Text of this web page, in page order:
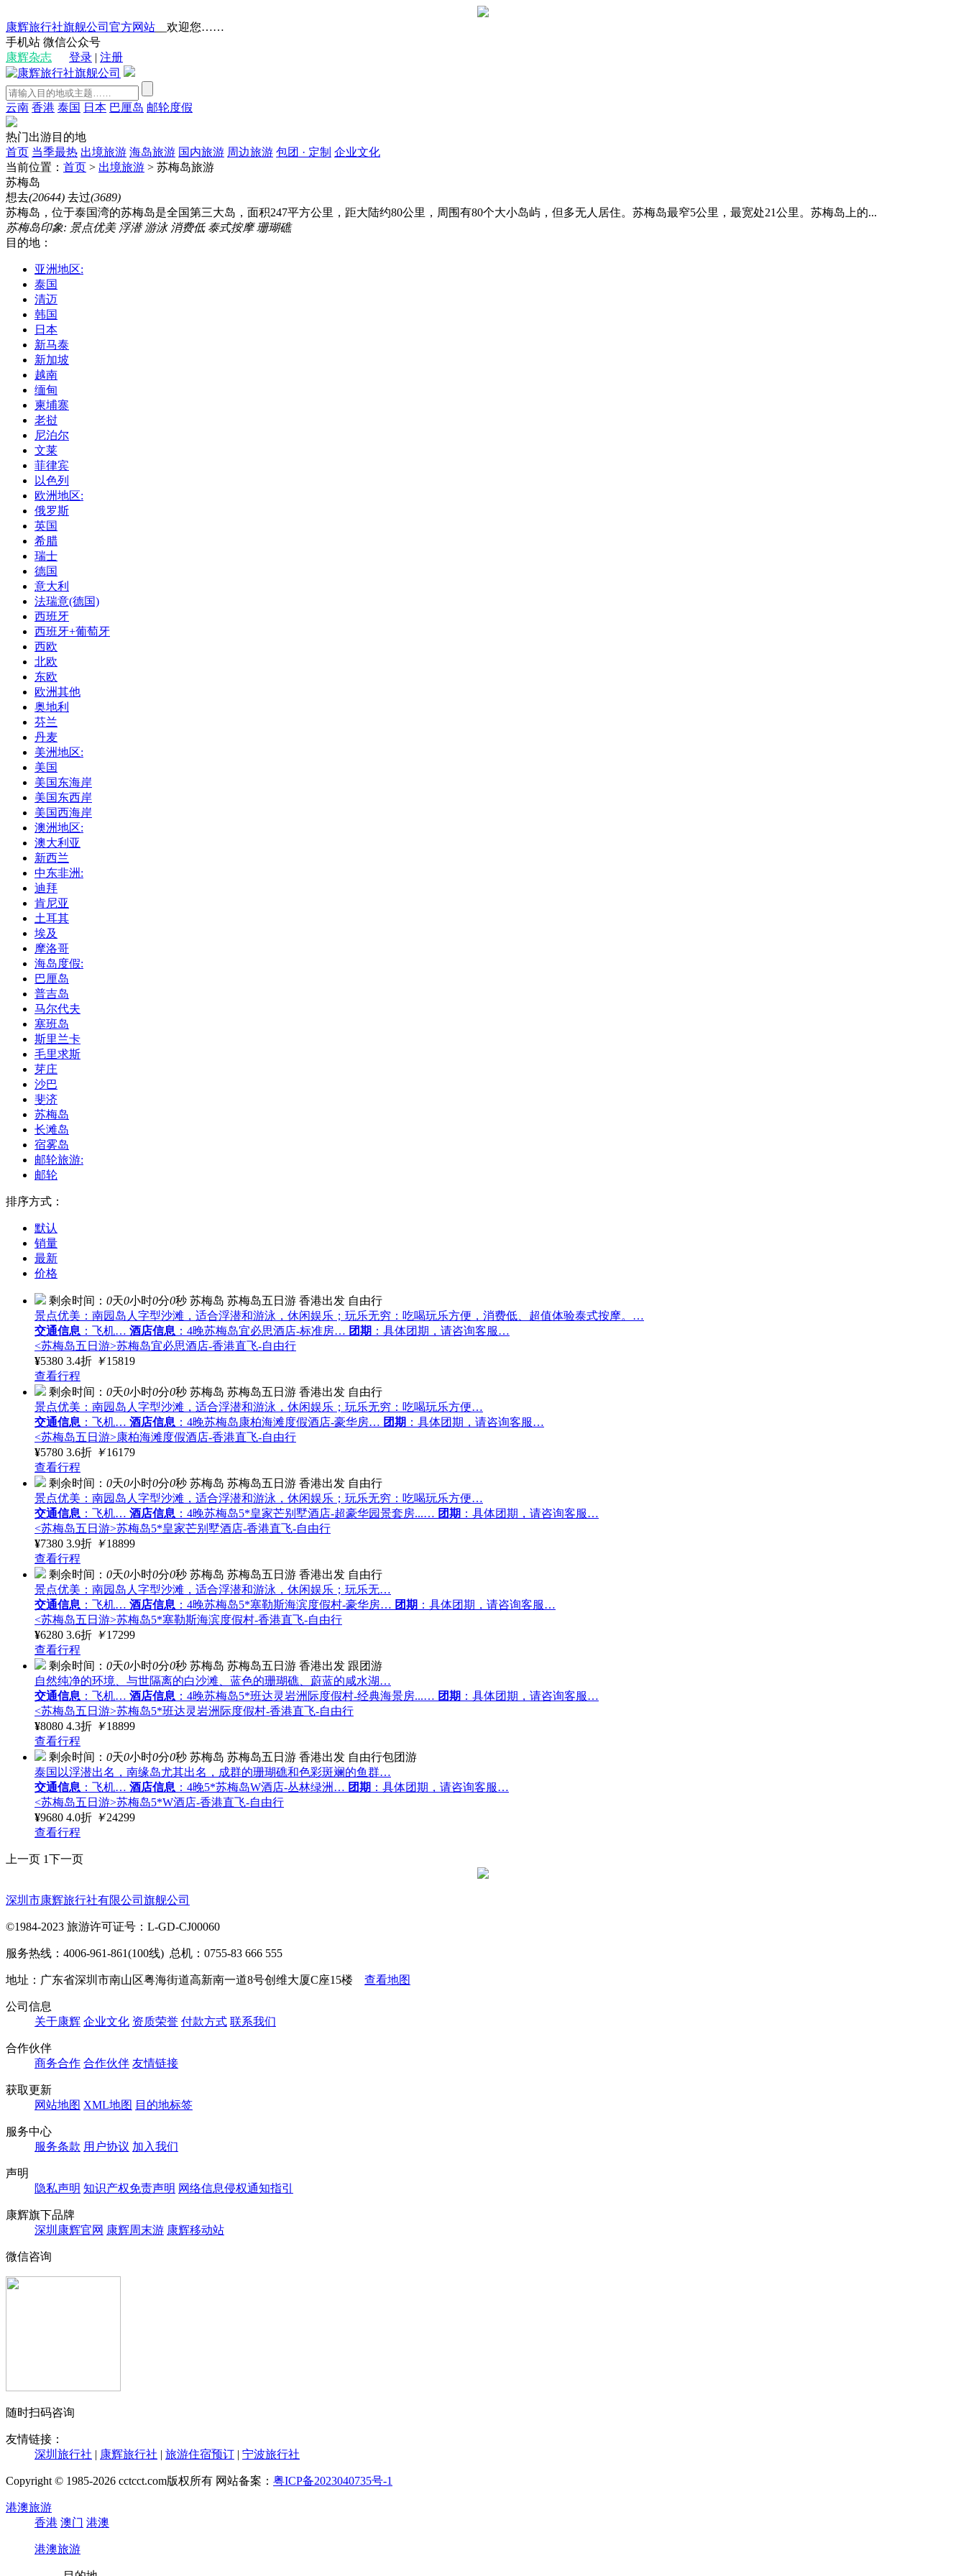
康辉旅行社旗舰公司官方网站 __欢迎您……
手机站 微信公众号
康辉杂志
登录 | 注册
云南 香港 泰国 日本 巴厘岛 邮轮度假
热门出游目的地
首页 当季最热 出境旅游 海岛旅游 国内旅游 周边旅游 包团 · 定制 企业文化
当前位置： 首页 > 出境旅游 > 苏梅岛旅游
苏梅岛
想去(20644) 去过(3689)
苏梅岛，位于泰国湾的苏梅岛是全国第三大岛，面积247平方公里，距大陆约80公里，周围有80个大小岛屿，但多无人居住。苏梅岛最窄5公里，最宽处21公里。苏梅岛上的...
苏梅岛印象: 景点优美 浮潜 游泳 消费低 泰式按摩 珊瑚礁
目的地：
亚洲地区:
泰国
清迈
韩国
日本
新马泰
新加坡
越南
缅甸
柬埔寨
老挝
尼泊尔
文莱
菲律宾
以色列
欧洲地区:
俄罗斯
英国
希腊
瑞士
德国
意大利
法瑞意(德国)
西班牙
西班牙+葡萄牙
西欧
北欧
东欧
欧洲其他
奥地利
芬兰
丹麦
美洲地区:
美国
美国东海岸
美国东西岸
美国西海岸
澳洲地区:
澳大利亚
新西兰
中东非洲:
迪拜
肯尼亚
土耳其
埃及
摩洛哥
海岛度假:
巴厘岛
普吉岛
马尔代夫
塞班岛
斯里兰卡
毛里求斯
芽庄
沙巴
斐济
苏梅岛
长滩岛
宿雾岛
邮轮旅游:
邮轮
排序方式：
默认
销量
最新
价格
剩余时间： 0天0小时0分0秒 苏梅岛 苏梅岛五日游 香港出发 自由行
景点优美：南园岛人字型沙滩，适合浮潜和游泳，休闲娱乐；玩乐无穷：吃喝玩乐方便，消费低、超值体验泰式按摩。…
交通信息 ：飞机… 酒店信息 ：4晚苏梅岛宜必思酒店-标准房… 团期 ：具体团期，请咨询客服…
<苏梅岛五日游>苏梅岛宜必思酒店-香港直飞-自由行
¥5380 3.4折 ￥15819
查看行程
剩余时间： 0天0小时0分0秒 苏梅岛 苏梅岛五日游 香港出发 自由行
景点优美：南园岛人字型沙滩，适合浮潜和游泳，休闲娱乐；玩乐无穷：吃喝玩乐方便…
交通信息 ：飞机… 酒店信息 ：4晚苏梅岛康柏海滩度假酒店-豪华房… 团期 ：具体团期，请咨询客服…
<苏梅岛五日游>康柏海滩度假酒店-香港直飞-自由行
¥5780 3.6折 ￥16179
查看行程
剩余时间： 0天0小时0分0秒 苏梅岛 苏梅岛五日游 香港出发 自由行
景点优美：南园岛人字型沙滩，适合浮潜和游泳，休闲娱乐；玩乐无穷：吃喝玩乐方便…
交通信息 ：飞机… 酒店信息 ：4晚苏梅岛5*皇家芒别墅酒店-超豪华园景套房...… 团期 ：具体团期，请咨询客服…
<苏梅岛五日游>苏梅岛5*皇家芒别墅酒店-香港直飞-自由行
¥7380 3.9折 ￥18899
查看行程
剩余时间： 0天0小时0分0秒 苏梅岛 苏梅岛五日游 香港出发 自由行
景点优美：南园岛人字型沙滩，适合浮潜和游泳，休闲娱乐；玩乐无…
交通信息 ：飞机… 酒店信息 ：4晚苏梅岛5*塞勒斯海滨度假村-豪华房… 团期 ：具体团期，请咨询客服…
<苏梅岛五日游>苏梅岛5*塞勒斯海滨度假村-香港直飞-自由行
¥6280 3.6折 ￥17299
查看行程
剩余时间： 0天0小时0分0秒 苏梅岛 苏梅岛五日游 香港出发 跟团游
自然纯净的环境、与世隔离的白沙滩、蓝色的珊瑚礁、蔚蓝的咸水湖…
交通信息 ：飞机… 酒店信息 ：4晚苏梅岛5*班达灵岩洲际度假村-经典海景房...… 团期 ：具体团期，请咨询客服…
<苏梅岛五日游>苏梅岛5*班达灵岩洲际度假村-香港直飞-自由行
¥8080 4.3折 ￥18899
查看行程
剩余时间： 0天0小时0分0秒 苏梅岛 苏梅岛五日游 香港出发 自由行包团游
泰国以浮潜出名，南缘岛尤其出名，成群的珊瑚礁和色彩斑斓的鱼群…
交通信息 ：飞机… 酒店信息 ：4晚5*苏梅岛W酒店-丛林绿洲… 团期 ：具体团期，请咨询客服…
<苏梅岛五日游>苏梅岛5*W酒店-香港直飞-自由行
¥9680 4.0折 ￥24299
查看行程
上一页 1下一页
深圳市康辉旅行社有限公司旗舰公司
©1984-2023 旅游许可证号：L-GD-CJ00060
服务热线：4006-961-861(100线) 总机：0755-83 666 555
地址：广东省深圳市南山区粤海街道高新南一道8号创维大厦C座15楼 查看地图
公司信息
关于康辉 企业文化 资质荣誉 付款方式 联系我们
合作伙伴
商务合作 合作伙伴 友情链接
获取更新
网站地图 XML地图 目的地标签
服务中心
服务条款 用户协议 加入我们
声明
隐私声明 知识产权免责声明 网络信息侵权通知指引
康辉旗下品牌
深圳康辉官网 康辉周末游 康辉移动站
微信咨询
随时扫码咨询
友情链接：
深圳旅行社 | 康辉旅行社 | 旅游住宿预订 | 宁波旅行社
Copyright © 1985-2026 cctcct.com版权所有 网站备案： 粤ICP备2023040735号-1
港澳旅游
香港 澳门 港澳
港澳旅游